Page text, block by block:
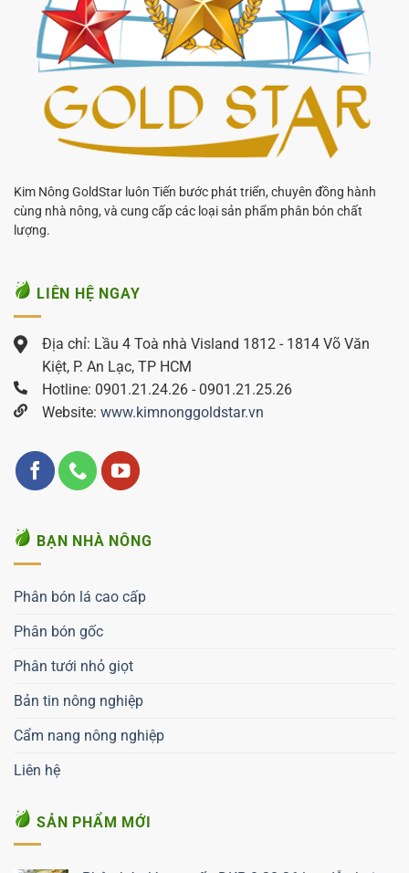
Kim Nông GoldStar luôn Tiến bước phát triển, chuyên đồng hành
cùng nhà nông, và cung cấp các loại sản phẩm phân bón chất
lượng.
LIÊN HỆ NGAY
Địa chỉ: Lầu 4 Toà nhà Visland 1812 - 1814 Võ Văn
Kiệt, P. An Lạc, TP HCM
Hotline: 0901.21.24.26 - 0901.21.25.26
Website: www.kimnonggoldstar.vn
BẠN NHÀ NÔNG
Phân bón lá cao cấp
Phân bón gốc
Phân tưới nhỏ giọt
Bản tin nông nghiệp
Cẩm nang nông nghiệp
Liên hệ
SẢN PHẨM MỚI